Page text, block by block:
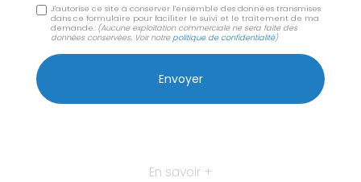
J'autorise ce site à conserver l'ensemble des données transmises
dans ce formulaire pour faciliter le suivi et le traitement de ma
demande. (Aucune exploitation commerciale ne sera faite des
données conservées. Voir notrepolitique de confidentialité)
En savoir +